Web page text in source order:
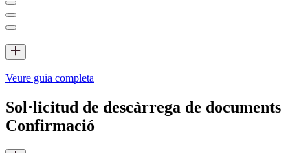
Veure guia completa
Sol·licitud de descàrrega de documents
Confirmació